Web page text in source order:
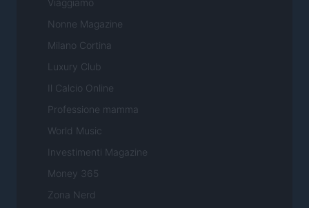
Viaggiamo
Nonne Magazine
Milano Cortina
Luxury Club
Il Calcio Online
Professione mamma
World Music
Investimenti Magazine
Money 365
Zona Nerd